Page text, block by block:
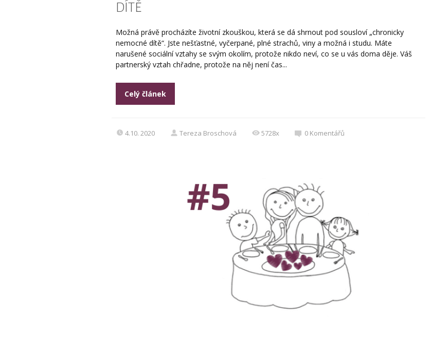
DÍTĚ
Možná právě procházíte životní zkouškou, která se dá shrnout pod sousloví „chronicky
nemocné dítě“. Jste nešťastné, vyčerpané, plné strachů, viny a možná i studu. Máte
narušené sociální vztahy se svým okolím, protože nikdo neví, co se u vás doma děje. Váš
partnerský vztah chřadne, protože na něj není čas...
Celý článek
4.10. 2020 Tereza Broschová 5728x 0 Komentářů